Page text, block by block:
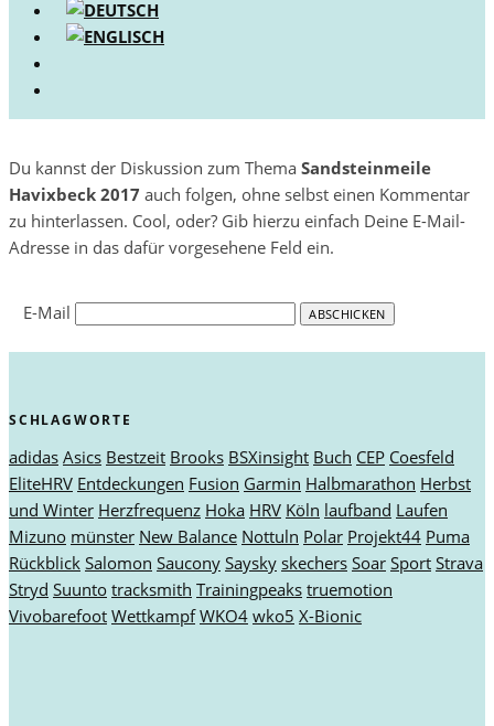
Du kannst der Diskussion zum Thema Sandsteinmeile
Havixbeck 2017 auch folgen, ohne selbst einen Kommentar
zu hinterlassen. Cool, oder? Gib hierzu einfach Deine E-Mail-
Adresse in das dafür vorgesehene Feld ein.
E-Mail
SCHLAGWORTE
adidas Asics Bestzeit Brooks BSXinsight Buch CEP Coesfeld
EliteHRV Entdeckungen Fusion Garmin Halbmarathon Herbst
und Winter Herzfrequenz Hoka HRV Köln laufband Laufen
Mizuno münster New Balance Nottuln Polar Projekt44 Puma
Rückblick Salomon Saucony Saysky skechers Soar Sport Strava
Stryd Suunto tracksmith Trainingpeaks truemotion
Vivobarefoot Wettkampf WKO4 wko5 X-Bionic